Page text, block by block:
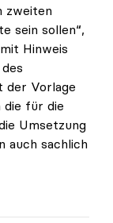
zweiten
sein sollen“,
Hinweis
der Vorlage
die für die
Umsetzung
auch sachlich
Schritt